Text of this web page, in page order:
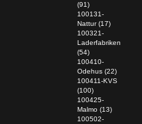
(91)
100131-
Nattur (17)
100321-
Laderfabriken
(54)
100410-
Odehus (22)
100411-KVS
(100)
100425-
Malmo (13)
100502-